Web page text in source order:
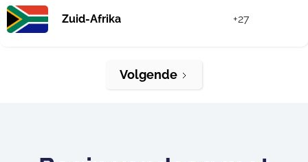
Zuid-Afrika +27
Volgende